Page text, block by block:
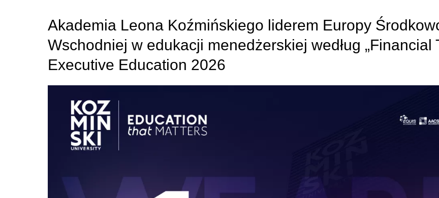
Akademia Leona Koźmińskiego liderem Europy
Wschodniej w edukacji menedżerskiej według „Financial
Executive Education 2026